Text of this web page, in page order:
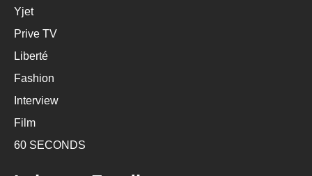
Yjet
Prive TV
Liberté
Fashion
Interview
Film
60 SECONDS